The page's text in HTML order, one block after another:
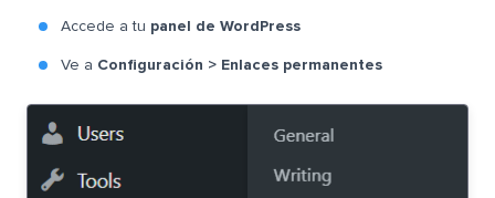
Accede a tu panel de WordPress
Ve a Configuración > Enlaces permanentes